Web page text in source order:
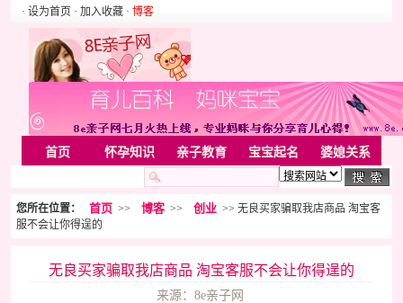
· 设为首页 · 加入收藏 · 博客
首页 怀孕知识 亲子教育 宝宝起名 婆媳关系
胎教音乐 家居 亲子游戏
美容化装 Rss
您所在位置： 首页 >> 博客 >> 创业 >> 无良买家骗取我店商品 淘宝客
服不会让你得逞的
无良买家骗取我店商品 淘宝客服不会让你得逞的
来源：8e亲子网